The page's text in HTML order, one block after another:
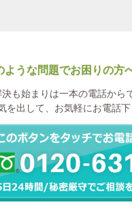
ような問題でお困りの方
も始まりは一本の電話から
を出して、お気軽にお電話下